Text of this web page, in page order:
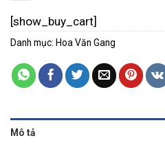
[show_buy_cart]
Danh mục: Hoa Văn Gang
Mô tả